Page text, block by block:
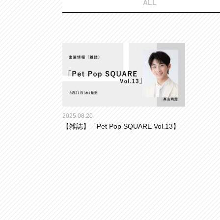
ALL
2025.08.20
【雑誌】「Pet Pop SQUARE Vol.13】